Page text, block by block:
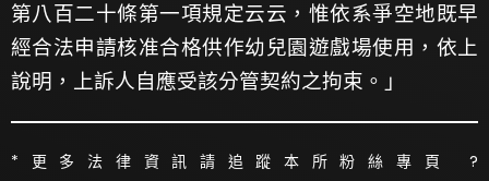
第八百二十條第一項規定云云，惟依系爭空地既早
經合法申請核准合格供作幼兒園遊戲場使用，依上
說明，上訴人自應受該分管契約之拘束。」
*更多法律資訊請追蹤本所粉絲專頁 ?